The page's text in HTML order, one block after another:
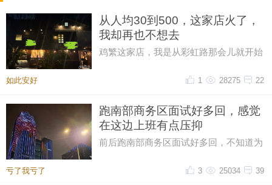
从人均30到500，这家店火了，
我却再也不想去
鸡繁这家店，我是从彩虹路那会儿就开始
声再多，我也愿意去，那时候感
如此安好 22
28275
1
跑南部商务区面试好多回，感觉
在这边上班有点压抑
前后跑南部商务区面试好多回，不知道为
片密集写字楼自带压抑感，上下
亏了我亏了 39
25034
3